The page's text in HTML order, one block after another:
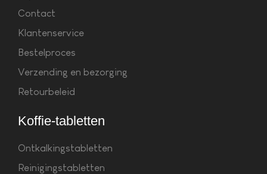
Contact
Klantenservice
Bestelproces
Verzending en bezorging
Retourbeleid
Koffie-tabletten
Ontkalkingstabletten
Reinigingstabletten